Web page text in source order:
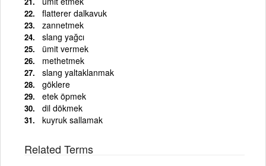
flatterer dalkavuk
zannetmek
slang yağcı
ümit vermek
methetmek
slang yaltaklanmak
göklere
etek öpmek
dil dökmek
kuyruk sallamak
Related Terms